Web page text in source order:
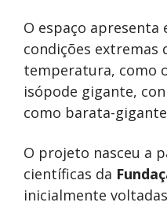
O espaço apresenta
condições extremas
temperatura, como
isópode gigante,
como barata-
O projeto nasceu a
científicas da
inicialmente